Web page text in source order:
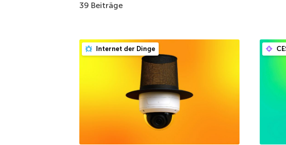
39 Beiträge
Internet der Dinge